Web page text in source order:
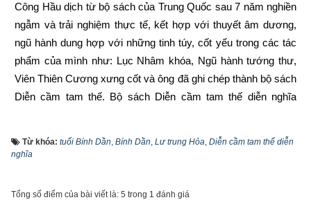
Công Hầu dịch từ bộ sách của Trung Quốc sau 7 năm nghiền
ngẫm và trải nghiệm thực tế, kết hợp với thuyết âm dương,
ngũ hành dung hợp với những tinh túy, cốt yếu trong các tác
phẩm của mình như: Lục Nhâm khóa, Ngũ hành tướng thư,
Viên Thiên Cương xưng cốt và ông đã ghi chép thành bộ sách
Diễn cầm tam thế. Bộ sách Diễn cầm tam thế diễn nghĩa
dụng nhiều từ Hán - Nôm cổ, một phần do lỗi biên tập nên có
Từ khóa: tuổi Bính Dần, Bính Dần, Lư trung Hỏa, Diễn cầm tam thế diễn
nghĩa
Tổng số điểm của bài viết là: 5 trong 1 đánh giá